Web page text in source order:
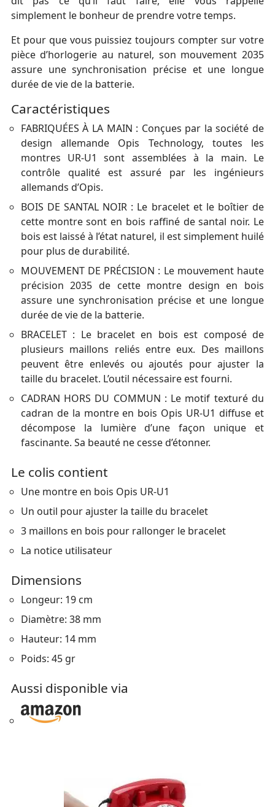
simplement le bonheur de prendre votre temps.
Et pour que vous puissiez toujours compter sur votre
pièce d’horlogerie au naturel, son mouvement 2035
assure une synchronisation précise et une longue
durée de vie de la batterie.
Caractéristiques
FABRIQUÉES À LA MAIN : Conçues par la société de
design allemande Opis Technology, toutes les
montres UR-U1 sont assemblées à la main. Le
contrôle qualité est assuré par les ingénieurs
allemands d’Opis.
BOIS DE SANTAL NOIR : Le bracelet et le boîtier de
cette montre sont en bois raffiné de santal noir. Le
bois est laissé à l’état naturel, il est simplement huilé
pour plus de durabilité.
MOUVEMENT DE PRÉCISION : Le mouvement haute
précision 2035 de cette montre design en bois
assure une synchronisation précise et une longue
durée de vie de la batterie.
BRACELET : Le bracelet en bois est composé de
plusieurs maillons reliés entre eux. Des maillons
peuvent être enlevés ou ajoutés pour ajuster la
taille du bracelet. L’outil nécessaire est fourni.
CADRAN HORS DU COMMUN : Le motif texturé du
cadran de la montre en bois Opis UR-U1 diffuse et
décompose la lumière d’une façon unique et
fascinante. Sa beauté ne cesse d’étonner.
Le colis contient
Une montre en bois Opis UR-U1
Un outil pour ajuster la taille du bracelet
3 maillons en bois pour rallonger le bracelet
La notice utilisateur
Dimensions
Longeur: 19 cm
Diamètre: 38 mm
Hauteur: 14 mm
Poids: 45 gr
Aussi disponible via